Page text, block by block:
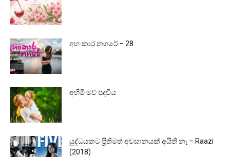
අහංකාර නගරේ – 28
අහිමි මව් පදවිය
යුද්ධයකට ප්‍රීතිමත් අවසානයක් අයිති නෑ – Raazi
(2018)